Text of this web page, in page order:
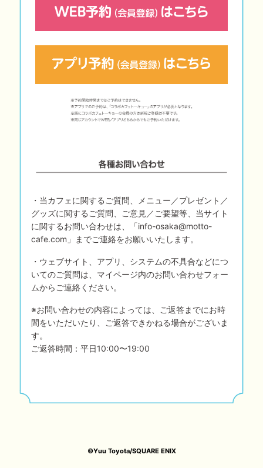
・当カフェに関するご質問、メニュー／プレゼント／
グッズに関するご質問、ご意見／ご要望等、当サイト
に関するお問い合わせは、「info-osaka@motto-
cafe.com 」までご連絡をお願いいたします。
・ウェブサイト、アプリ、システムの不具合などにつ
いてのご質問は、マイページ内のお問い合わせフォー
ムからご連絡ください。
※お問い合わせの内容によっては、ご返答までにお時
間をいただいたり、ご返答できかねる場合がございま
す。
ご返答時間：平日10:00〜19:00
©Yuu Toyota/SQUARE ENIX